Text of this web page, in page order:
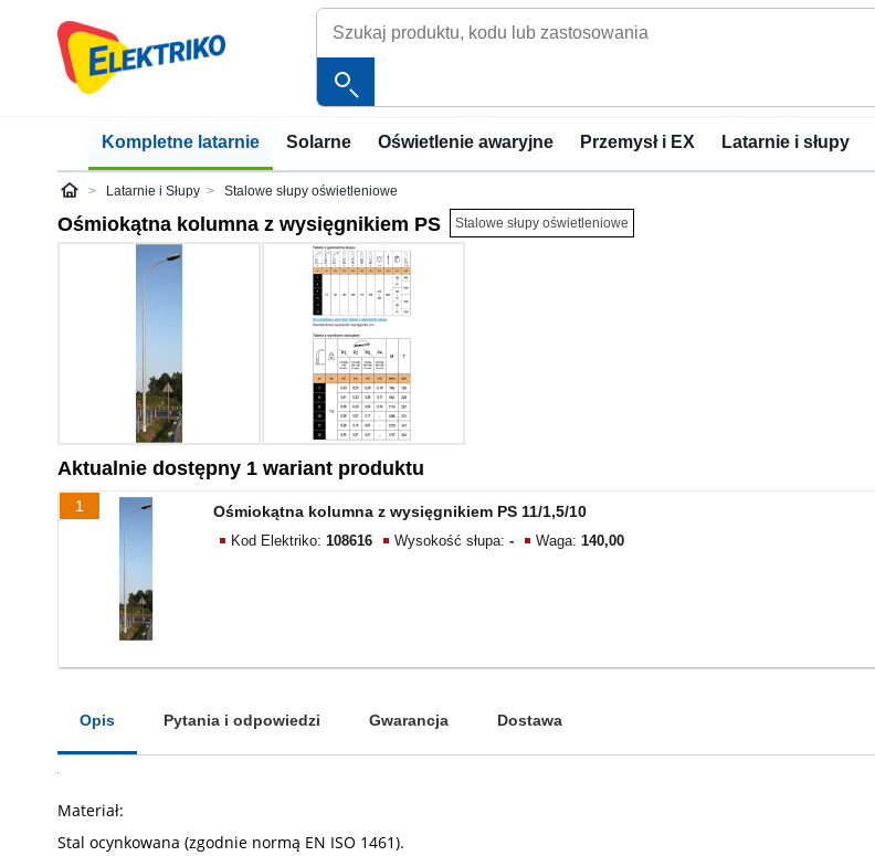
Kompletne latarnie Solarne Oświetlenie awaryjne Przemysł i EX Latarnie i słupy
ElektrikoLatarnie i Słupy Stalowe słupy oświetleniowe
Ośmiokątna kolumna z wysięgnikiem PS Stalowe słupy oświetleniowe
Aktualnie dostępny 1 wariant produktu
1 Ośmiokątna kolumna z wysięgnikiem PS 11/1,5/10
Kod Elektriko: 108616 Wysokość słupa: - Waga: 140,00
Opis Pytania i odpowiedzi Gwarancja Dostawa
Materiał:
Stal ocynkowana (zgodnie normą EN ISO 1461).